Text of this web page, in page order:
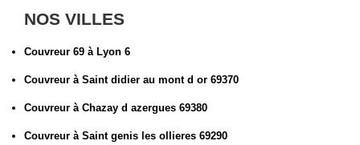
NOS VILLES
Couvreur 69 à Lyon 6
Couvreur à Saint didier au mont d or 69370
Couvreur à Chazay d azergues 69380
Couvreur à Saint genis les ollieres 69290